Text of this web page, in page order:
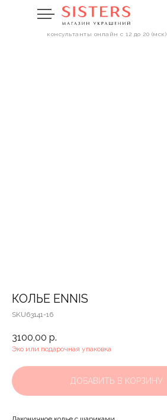
консультанты онлайн с 12 до 20 (мск)
КОЛЬЕ ENNIS
SKU63141-16
3100,00 р.
Эко или подарочная упаковка
ДОБАВИТЬ В КОРЗИНУ